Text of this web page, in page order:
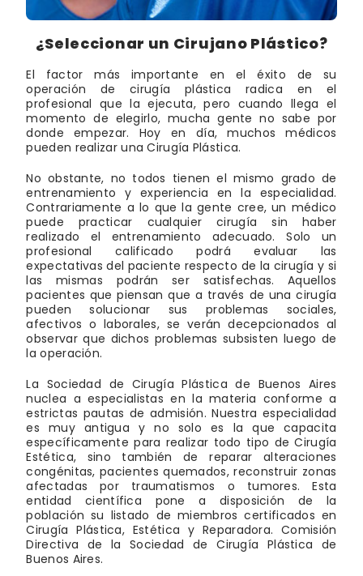
¿Seleccionar un Cirujano Plástico?
El factor más importante en el éxito de su
operación de cirugía plástica radica en el
profesional que la ejecuta, pero cuando llega el
momento de elegirlo, mucha gente no sabe por
donde empezar. Hoy en día, muchos médicos
pueden realizar una Cirugía Plástica.
No obstante, no todos tienen el mismo grado de
entrenamiento y experiencia en la especialidad.
Contrariamente a lo que la gente cree, un médico
puede practicar cualquier cirugía sin haber
realizado el entrenamiento adecuado. Solo un
profesional calificado podrá evaluar las
expectativas del paciente respecto de la cirugía y si
las mismas podrán ser satisfechas. Aquellos
pacientes que piensan que a través de una cirugía
pueden solucionar sus problemas sociales,
afectivos o laborales, se verán decepcionados al
observar que dichos problemas subsisten luego de
la operación.
La Sociedad de Cirugía Plástica de Buenos Aires
nuclea a especialistas en la materia conforme a
estrictas pautas de admisión. Nuestra especialidad
es muy antigua y no solo es la que capacita
específicamente para realizar todo tipo de Cirugía
Estética, sino también de reparar alteraciones
congénitas, pacientes quemados, reconstruir zonas
afectadas por traumatismos o tumores. Esta
entidad científica pone a disposición de la
población su listado de miembros certificados en
Cirugía Plástica, Estética y Reparadora. Comisión
Directiva de la Sociedad de Cirugía Plástica de
Buenos Aires.